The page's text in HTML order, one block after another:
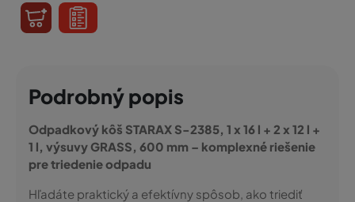
Podrobný popis
Odpadkový kôš STARAX S-2385, 1 x 16 l + 2 x 12 l +
1 l, výsuvy GRASS, 600 mm – komplexné riešenie
pre triedenie odpadu
Hľadáte praktický a efektívny spôsob, ako triediť